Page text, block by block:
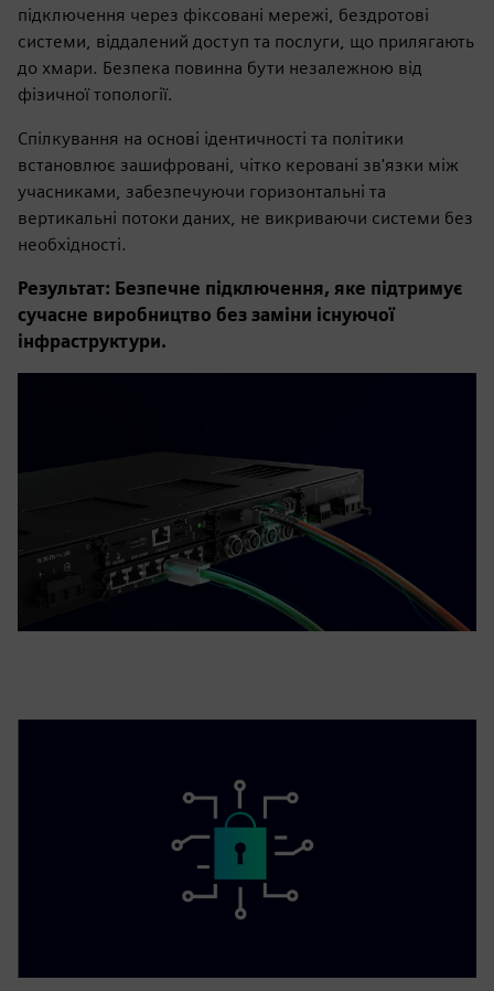
підключення через фіксовані мережі, бездротові
системи, віддалений доступ та послуги, що прилягають
до хмари. Безпека повинна бути незалежною від
фізичної топології.
Спілкування на основі ідентичності та політики
встановлює зашифровані, чітко керовані зв'язки між
учасниками, забезпечуючи горизонтальні та
вертикальні потоки даних, не викриваючи системи без
необхідності.
Результат: Безпечне підключення, яке підтримує
сучасне виробництво без заміни існуючої
інфраструктури.